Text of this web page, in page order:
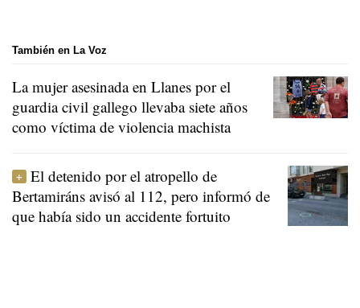
También en La Voz
La mujer asesinada en Llanes por el
guardia civil gallego llevaba siete años
como víctima de violencia machista
El detenido por el atropello de
Bertamiráns avisó al 112, pero informó de
que había sido un accidente fortuito